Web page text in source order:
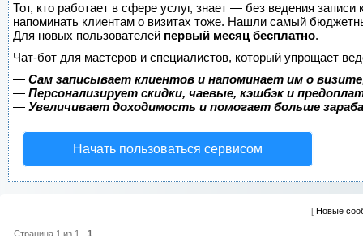
Тот, кто работает в сфере услуг, знает — без ведения
напоминать клиентам о визитах тоже. Нашли самый
Для новых пользователей первый месяц бесплатно.
Чат-бот для мастеров и специалистов, который упрощает
— Сам записывает клиентов и напоминает им о
— Персонализирует скидки, чаевые, кэшбэк и
— Увеличивает доходимость и помогает больше
Начать пользоваться сервисом
[ Новые
Страница 1 из 1
1